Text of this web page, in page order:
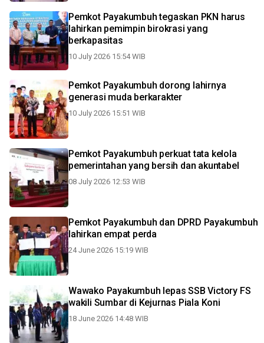
Pemkot Payakumbuh tegaskan PKN harus
lahirkan pemimpin birokrasi yang
berkapasitas
10 July 2026 15:54 WIB
Pemkot Payakumbuh dorong lahirnya
generasi muda berkarakter
10 July 2026 15:51 WIB
Pemkot Payakumbuh perkuat tata kelola
pemerintahan yang bersih dan akuntabel
08 July 2026 12:53 WIB
Pemkot Payakumbuh dan DPRD Payakumbuh
lahirkan empat perda
24 June 2026 15:19 WIB
Wawako Payakumbuh lepas SSB Victory FS
wakili Sumbar di Kejurnas Piala Koni
18 June 2026 14:48 WIB